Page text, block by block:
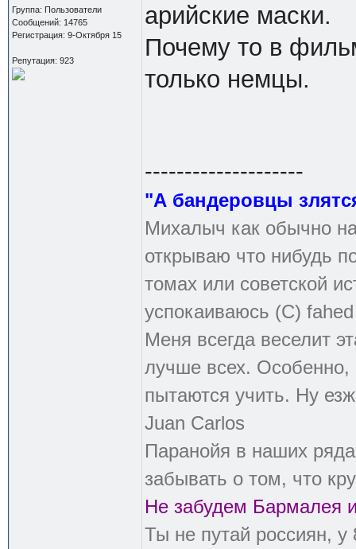
Группа: Пользователи
Сообщений: 14765
Регистрация: 9-Октября 15
Репутация: 923
арийские маски.
Почему то в
только немцы.
--------------------
"А бандеровцы
Михалыч как обычно
открываю что нибудь
томах или советской
успокаиваюсь (С) fahed
Меня всегда веселит
лучше всех. Особенно,
пытаются учить. Ну
Juan Carlos
Паранойя в наших
забывать о том, что
Не забудем Бармалея
Ты не путай россиян,